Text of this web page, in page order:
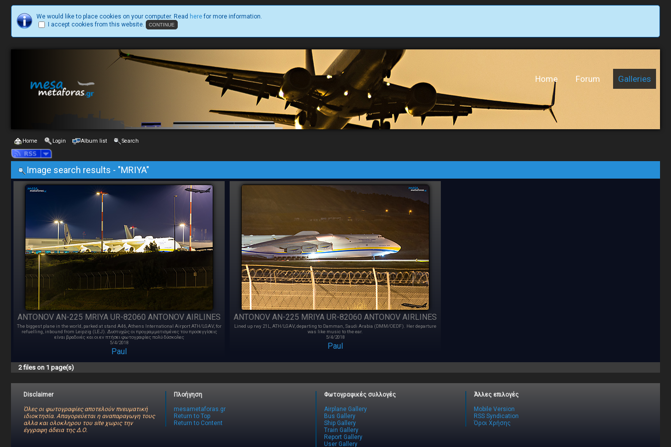
We would like to place cookies on your computer. Read here for more information.
I accept cookies from this website.
Home Forum Galleries
Home Login Album list Search
Image search results - "MRIYA"
ANTONOV AN-225 MRIYA UR-82060 ANTONOV AIRLINES
The biggest plane in the world, parked at stand A46, Athens International Airport ATH/LGAV, for
refuelling, inbound from Leipzig (LEJ). Δυστυχώς οι προγραμματισμένες του προσεγγίσεις
είναι βραδινές και οι εν πτήσει φωτογραφίες πολύ δύσκολες
5/4/2018
Paul
ANTONOV AN-225 MRIYA UR-82060 ANTONOV AIRLINES
Lined up rwy 21L, ATH/LGAV, departing to Damman, Saudi Arabia (DMM/OEDF). Her departure
was like music to the ear.
5/4/2018
Paul
2 files on 1 page(s)
Disclaimer
Όλες οι φωτογραφίες αποτελούν πνευματική
ιδιοκτησία. Απαγορεύεται η αναπαραγωγη τους
αλλα και ολοκληρου του site χωρις την
έγγραφη άδεια της Δ.Ο.
Πλοήγηση
mesametaforas.gr
Return to Top
Return to Content
Φωτογραφικές συλλογές
Airplane Gallery
Bus Gallery
Ship Gallery
Train Gallery
Report Gallery
User Gallery
Άλλες επιλογές
Mobile Version
RSS Syndication
Όροι Χρήσης